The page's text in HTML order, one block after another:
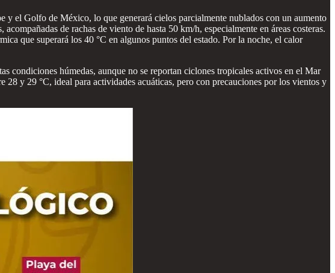
y el Golfo de México, lo que generará cielos parcialmente nublados con un aumento
de rachas de viento de hasta 50 km/h, especialmente en áreas costeras.
que superará los 40 °C en algunos puntos del estado. Por la noche, el calor
condiciones húmedas, aunque no se reportan ciclones tropicales activos en el Mar
y 29 °C, ideal para actividades acuáticas, pero con precauciones por los vientos y